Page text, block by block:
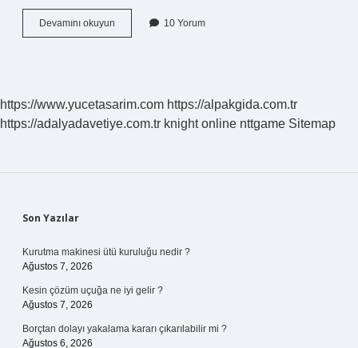
Devamını okuyun
Diğer
10 Yorum
https://www.yucetasarim.com https://alpakgida.com.tr
https://adalyadavetiye.com.tr knight online nttgame Sitemap
Sidebar
Son Yazılar
Kurutma makinesi ütü kuruluğu nedir ?
Ağustos 7, 2026
Kesin çözüm uçuğa ne iyi gelir ?
Ağustos 7, 2026
Borçtan dolayı yakalama kararı çıkarılabilir mi ?
Ağustos 6, 2026